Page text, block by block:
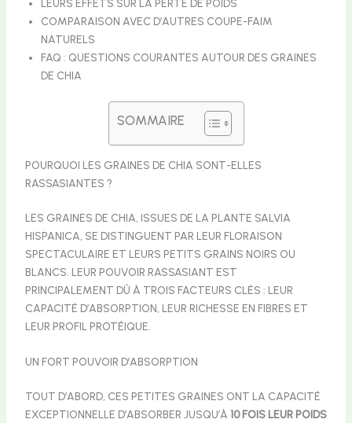
LEURS EFFETS SUR LA PERTE DE POIDS
COMPARAISON AVEC D’AUTRES COUPE-FAIM
NATURELS
FAQ : QUESTIONS COURANTES AUTOUR DES GRAINES
DE CHIA
SOMMAIRE
POURQUOI LES GRAINES DE CHIA SONT-ELLES
RASSASIANTES ?
LES GRAINES DE CHIA, ISSUES DE LA PLANTE SALVIA
HISPANICA, SE DISTINGUENT PAR LEUR FLORAISON
SPECTACULAIRE ET LEURS PETITS GRAINS NOIRS OU
BLANCS. LEUR POUVOIR RASSASIANT EST
PRINCIPALEMENT DÛ À TROIS FACTEURS CLÉS : LEUR
CAPACITÉ D’ABSORPTION, LEUR RICHESSE EN FIBRES ET
LEUR PROFIL PROTÉIQUE.
UN FORT POUVOIR D’ABSORPTION
TOUT D’ABORD, CES PETITES GRAINES ONT LA CAPACITÉ
EXCEPTIONNELLE D’ABSORBER JUSQU’À 10 FOIS LEUR POIDS